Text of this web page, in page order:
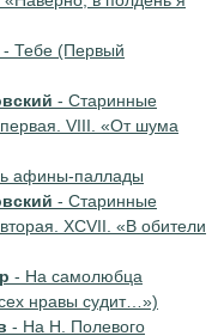
- Тебе (Первый
- Старинные
VIII. «От шума
афины-паллады
- Старинные
ХСVII. «В обители
- На самолюбца
нравы судит…»)
- На Н. Полевого